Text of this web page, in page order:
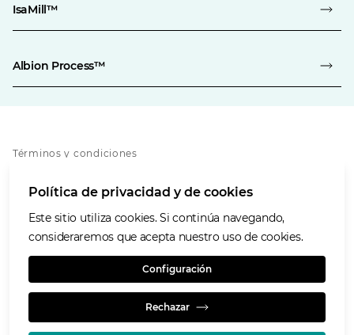
IsaMill™
Albion Process™
Términos y condiciones
Política de cookies
Accesibilidad
Nuestros valores
Política de privacidad y de cookies
Este sitio utiliza cookies. Si continúa navegando,
consideraremos que acepta nuestro uso de cookies.
Configuración
Rechazar